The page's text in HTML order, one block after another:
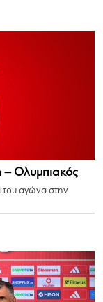
– Ολυμπιακός
του αγώνα στην